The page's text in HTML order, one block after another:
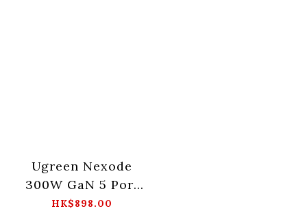
Ugreen Nexode
300W GaN 5 Port
充電器 -
HK$898.00